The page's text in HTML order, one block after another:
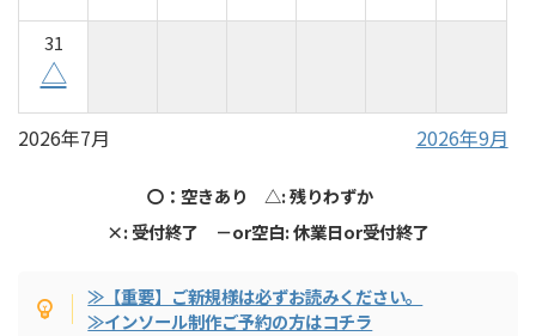
31
△
2026年7月 2026年9月
〇：空きあり △: 残りわずか
×: 受付終了 －or空白: 休業日or受付終了
≫【重要】ご新規様は必ずお読みください。
≫インソール制作ご予約の方はコチラ